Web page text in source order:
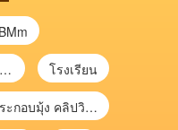
-or-1304 ยี่ห้อเครื่องชาร์จ chargecore โรงเรียน
ฉันขอวิธีประกอบมุ้ง คลิปวิดีโอ การประกอบมุ้ง